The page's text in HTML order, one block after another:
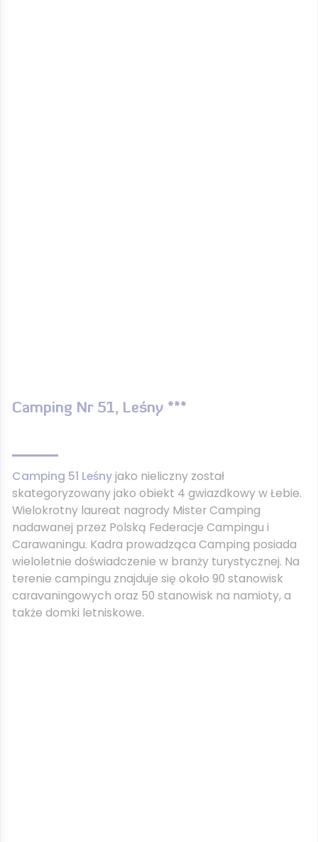
Camping Nr 51, Leśny ***
Camping 51 Leśnyjako nieliczny został
skategoryzowany jako obiekt 4 gwiazdkowy w Łebie.
Wielokrotny laureat nagrody Mister Camping
nadawanej przez Polską Federacje Campingu i
Carawaningu. Kadra prowadząca Camping posiada
wieloletnie doświadczenie w branży turystycznej. Na
terenie campingu znajduje się około 90 stanowisk
caravaningowych oraz 50 stanowisk na namioty, a
także domki letniskowe.